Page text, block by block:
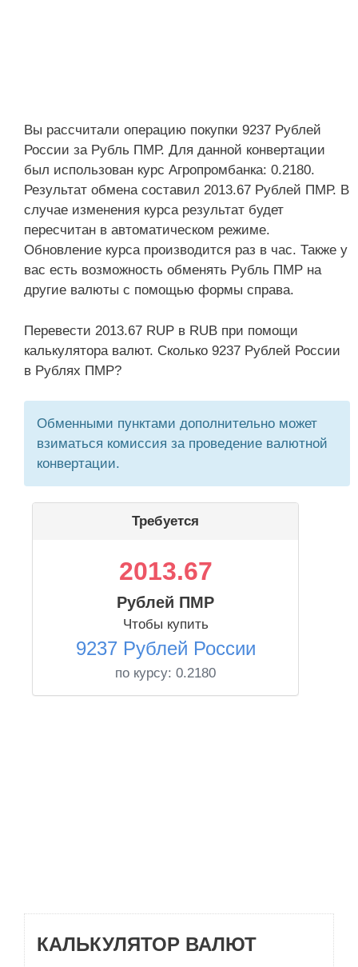
Вы рассчитали операцию покупки 9237 Рублей
России за Рубль ПМР. Для данной конвертации
был использован курс Агропромбанка: 0.2180.
Результат обмена составил 2013.67 Рублей ПМР. В
случае изменения курса результат будет
пересчитан в автоматическом режиме.
Обновление курса производится раз в час. Также у
вас есть возможность обменять Рубль ПМР на
другие валюты с помощью формы справа.
Перевести 2013.67 RUP в RUB при помощи
калькулятора валют. Сколько 9237 Рублей России
в Рублях ПМР?
Обменными пунктами дополнительно может
взиматься комиссия за проведение валютной
конвертации.
Требуется
2013.67
Рублей ПМР
Чтобы купить
9237 Рублей России
по курсу: 0.2180
КАЛЬКУЛЯТОР ВАЛЮТ